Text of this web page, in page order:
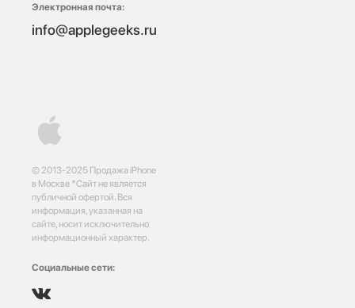
© 2013-2025 Продажа iPhone
в Москве *Сайт не является
публичной офертой. Вся
информация, указанная на
сайте, носит исключительно
информационный характер.
Социальные сети:
Электронная почта:
info@applegeeks.ru